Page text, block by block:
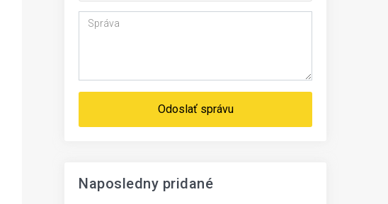
Odoslať správu
Naposledny pridané